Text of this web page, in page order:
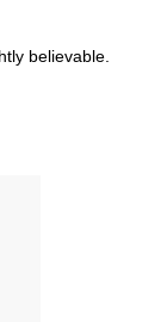
believable.